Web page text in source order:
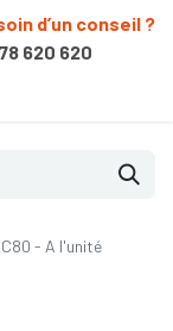
d’un conseil ?
620 620
- A l'unité